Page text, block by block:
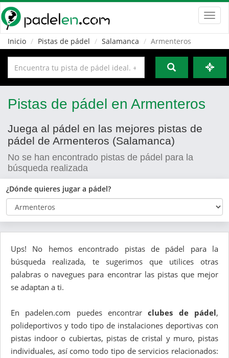
Inicio
Pistas de pádel Salamanca Armenteros
Pistas de pádel en Armenteros
Juega al pádel en las mejores pistas de
pádel de Armenteros (Salamanca)
No se han encontrado pistas de pádel para la
búsqueda realizada
¿Dónde quieres jugar a pádel?
Ups! No hemos encontrado pistas de pádel para la
búsqueda realizada, te sugerimos que utilices otras
palabras o navegues para encontrar las pistas que mejor
se adaptan a ti.
En padelen.com puedes encontrarclubes de pádel,
polideportivos y todo tipo de instalaciones deportivas con
pistas indoor o cubiertas, pistas de cristal y muro, pistas
individuales, así como todo tipo de servicios relacionados: